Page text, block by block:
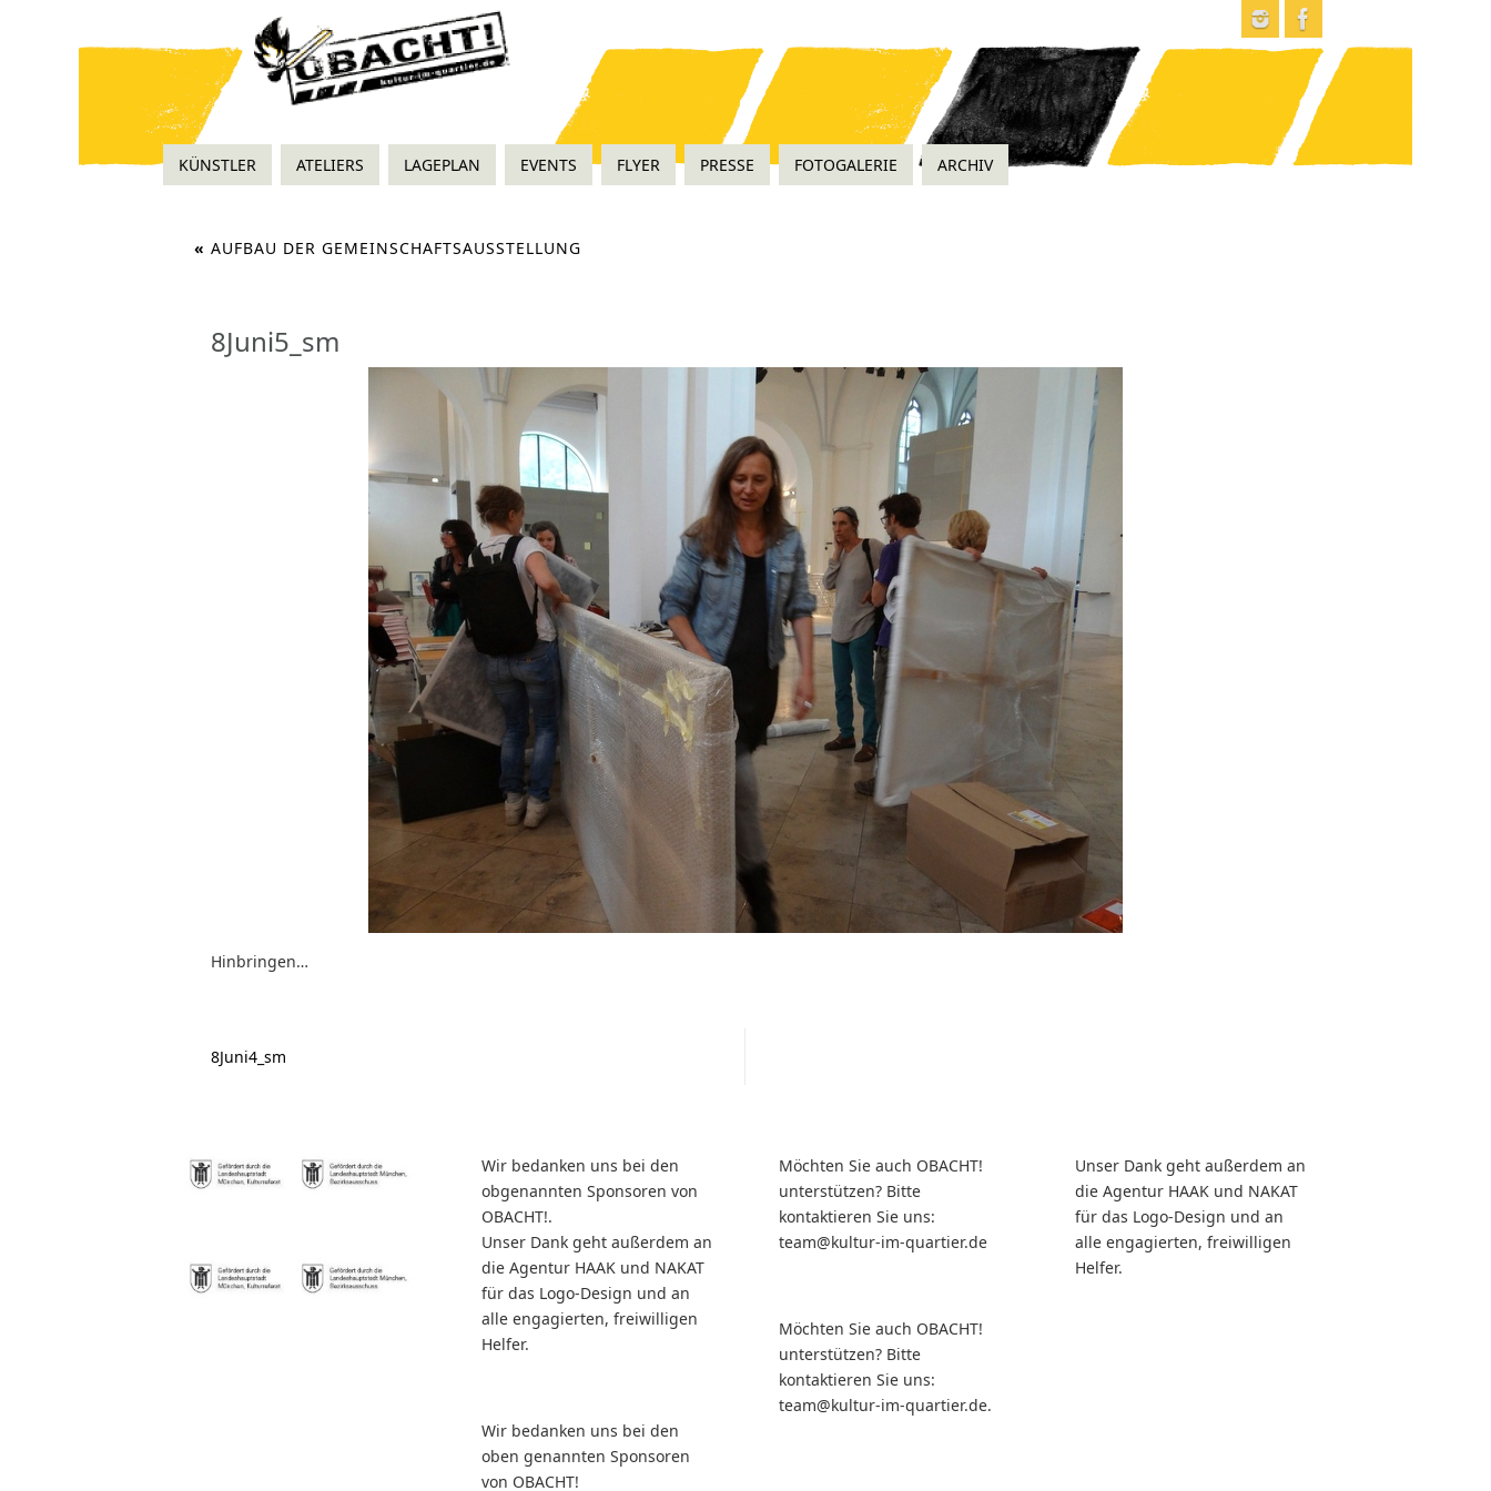
KÜNSTLER ATELIERS LAGEPLAN EVENTS FLYER PRESSE FOTOGALERIE ARCHIV
« AUFBAU DER GEMEINSCHAFTSAUSSTELLUNG
8Juni5_sm
Hinbringen…
8Juni4_sm
Wir bedanken uns bei den
obgenannten Sponsoren von
OBACHT!.
Unser Dank geht außerdem an
die Agentur HAAK und NAKAT
für das Logo-Design und an
alle engagierten, freiwilligen
Helfer.
Wir bedanken uns bei den
oben genannten Sponsoren
von OBACHT!
Möchten Sie auch OBACHT!
unterstützen? Bitte
kontaktieren Sie uns:
team@kultur-im-quartier.de
Möchten Sie auch OBACHT!
unterstützen? Bitte
kontaktieren Sie uns:
team@kultur-im-quartier.de.
Unser Dank geht außerdem an
die Agentur HAAK und NAKAT
für das Logo-Design und an
alle engagierten, freiwilligen
Helfer.